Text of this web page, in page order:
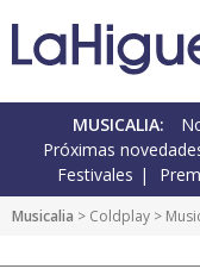
MUSICALIA:
Próximas
Festivales
Musicalia > Coldplay >